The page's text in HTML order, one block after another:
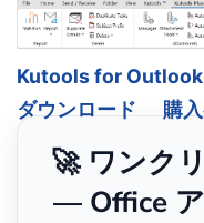
Kutools for Outlook
ダウンロード
購
🚀 ワンク
— Office